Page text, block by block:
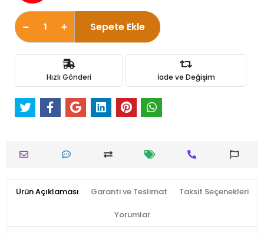
Sepete Ekle
Hızlı Gönderi İade ve Değişim
Ürün Açıklaması Garanti ve Teslimat Taksit Seçenekleri
Yorumlar